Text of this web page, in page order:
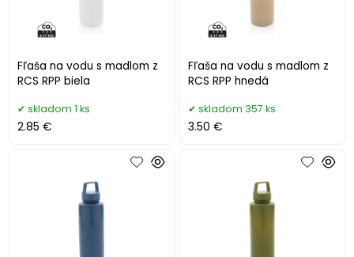
Fľaša na vodu s madlom z
RCS RPP biela
skladom 1 ks
2.85 €
Fľaša na vodu s madlom z
RCS RPP hnedá
skladom 357 ks
3.50 €